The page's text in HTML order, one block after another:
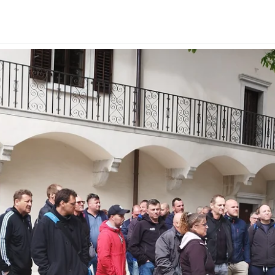
Senčila in dodatki